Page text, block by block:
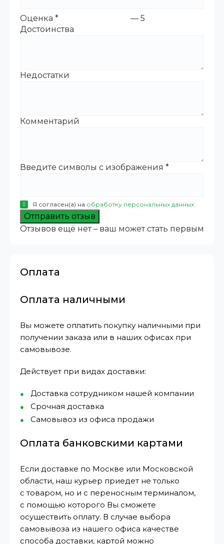
Оценка * — 5
Достоинства
Недостатки
Комментарий
Введите символы с изображения *
Я согласен(а) на обработку персональных данных
Отправить отзыв
Отзывов ещё нет – ваш может стать первым
Оплата
Оплата наличными
Вы можете оплатить покупку наличными при
получении заказа или в наших офисах при
самовывозе.
Действует при видах доставки:
Доставка сотрудником нашей компании
Срочная доставка
Самовывоз из офиса продажи
Оплата банковскими картами
Если доставке по Москве или Московской
области, наш курьер приедет не только
с товаром, но и с переносным терминалом,
с помощью которого Вы сможете
осуществить оплату. В случае выбора
самовывоза из нашего офиса качестве
способа доставки, картой можно